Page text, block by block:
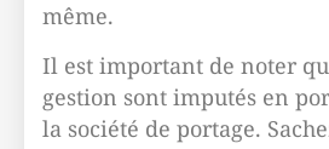
même.
Il est important de noter
gestion sont imputés en
la société de portage.